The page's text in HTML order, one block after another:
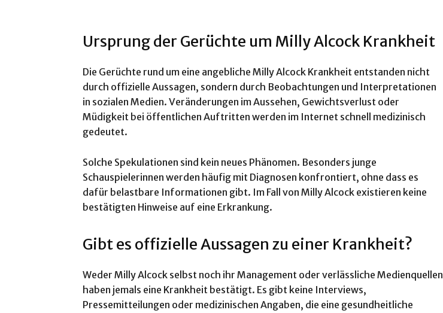
Ursprung der Gerüchte um Milly Alcock Krankheit
Die Gerüchte rund um eine angebliche Milly Alcock Krankheit entstanden nicht
durch offizielle Aussagen, sondern durch Beobachtungen und Interpretationen
in sozialen Medien. Veränderungen im Aussehen, Gewichtsverlust oder
Müdigkeit bei öffentlichen Auftritten werden im Internet schnell medizinisch
gedeutet.
Solche Spekulationen sind kein neues Phänomen. Besonders junge
Schauspielerinnen werden häufig mit Diagnosen konfrontiert, ohne dass es
dafür belastbare Informationen gibt. Im Fall von Milly Alcock existieren keine
bestätigten Hinweise auf eine Erkrankung.
Gibt es offizielle Aussagen zu einer Krankheit?
Weder Milly Alcock selbst noch ihr Management oder verlässliche Medienquellen
haben jemals eine Krankheit bestätigt. Es gibt keine Interviews,
Pressemitteilungen oder medizinischen Angaben, die eine gesundheitliche